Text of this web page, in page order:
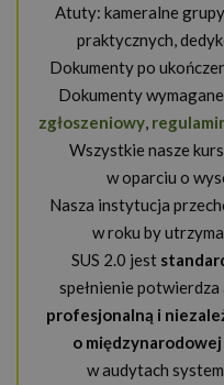
Atuty: kameralne
praktycznych,
Dokumenty po
Dokumenty
zgłoszeniowy,
Wszystkie nasze
w oparciu o
Nasza instytucja
w roku by
SUS 2.0 jest
spełnienie
profesjonalną i
o
w audytach